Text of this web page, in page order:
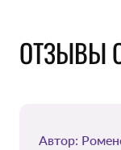
ОТЗЫВЫ
Автор: